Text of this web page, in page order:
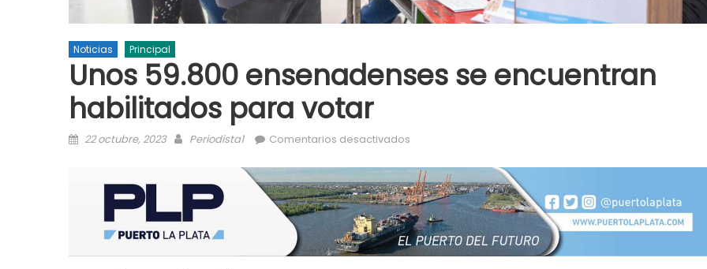
Noticias Principal
Unos 59.800 ensenadenses se encuentran
habilitados para votar
Posted on
22 octubre, 2023 Author
Periodista1 Comentarios desactivados